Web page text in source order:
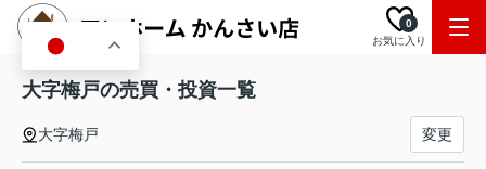
お気に入り
0
大字梅戸の売買・投資一覧
大字梅戸 変更